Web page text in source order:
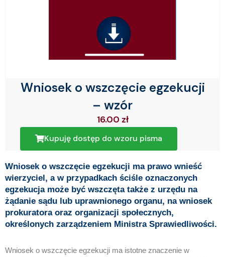
Wniosek o wszczęcie egzekucji
– wzór
16.00 zł
Kupuję dostęp do wzoru pisma
Wniosek o wszczęcie egzekucji ma prawo wnieść
wierzyciel, a w przypadkach ściśle oznaczonych
egzekucja może być wszczęta także z urzędu na
żądanie sądu lub uprawnionego organu, na wniosek
prokuratora oraz organizacji społecznych,
określonych zarządzeniem Ministra Sprawiedliwości.
Wniosek o wszczęcie egzekucji ma istotne znaczenie w